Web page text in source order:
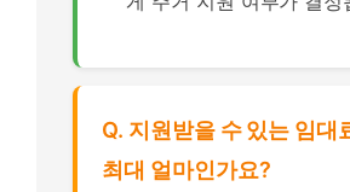
Q. 지원받을 수 있는 임대
최대 얼마인가요?